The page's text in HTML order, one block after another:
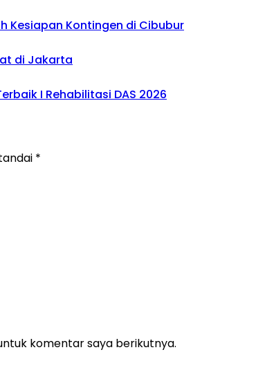
Kesiapan Kontingen di Cibubur
di Jakarta
I Rehabilitasi DAS 2026
*
komentar saya berikutnya.